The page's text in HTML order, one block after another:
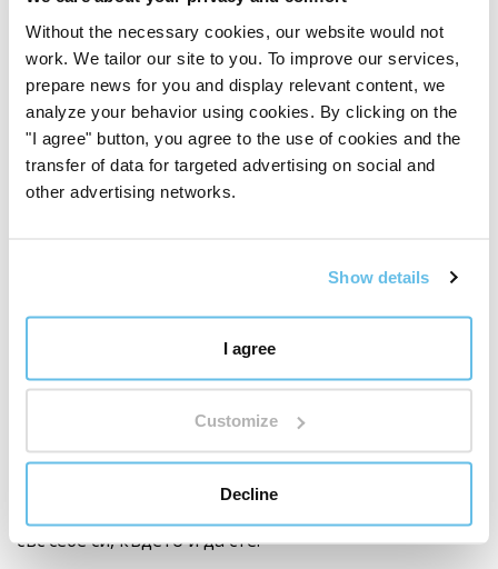
Without the necessary cookies, our website would not
work. We tailor our site to you. To improve our services,
prepare news for you and display relevant content, we
analyze your behavior using cookies. By clicking on the
"I agree" button, you agree to the use of cookies and the
transfer of data for targeted advertising on social and
other advertising networks.
Show details
I agree
Customize
Decline
Арома бижутата от неръждаема стоманане
понасят никакво накисванеи контакт с вода.
Затова избягвайте съхранението на бижута във
влажни помещения, като например банята. Винаги
сваляйте бижуто при къпане, ръчна работа, спорт
или сън, тъй като може да се повреди металът.
1 верижка с дължина 50 см
5 бр. филцови (нетоксични) подложки
Препоръчителни аромати
Харесвате лицитрусовиетерични масла? Или
? Или може би сте харесали нашите
със себе си, където и да сте.